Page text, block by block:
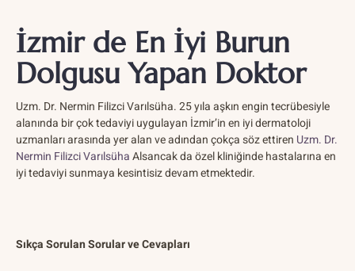
İzmir de En İyi Burun
Dolgusu Yapan Doktor
Uzm. Dr. Nermin Filizci Varılsüha. 25 yıla aşkın engin tecrübesiyle
alanında bir çok tedaviyi uygulayan İzmir’in en iyi dermatoloji
uzmanları arasında yer alan ve adından çokça söz ettiren Uzm. Dr.
Nermin Filizci VarılsühaAlsancak da özel kliniğinde hastalarına en
iyi tedaviyi sunmaya kesintisiz devam etmektedir.
Sıkça Sorulan Sorular ve Cevapları